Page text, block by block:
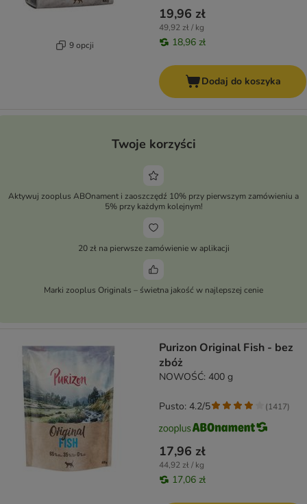
9 opcji
19,96 zł
49,92 zł / kg
18,96 zł
Dodaj do koszyka
Twoje korzyści
Aktywuj zooplus ABOnament i zaoszczędź 10% przy pierwszym zamówieniu a
5% przy każdym kolejnym!
20 zł na pierwsze zamówienie w aplikacji
Marki zooplus Originals – świetna jakość w najlepszej cenie
Purizon Original Fish - bez
zbóż
NOWOŚĆ: 400 g
17,96 zł
44,92 zł / kg
17,06 zł
Pusto: 4.2/5 (1417)